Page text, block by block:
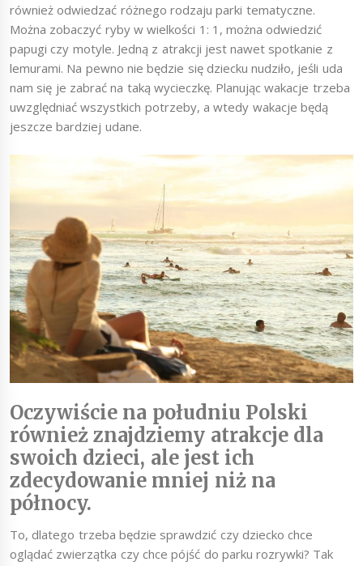
również odwiedzać różnego rodzaju parki tematyczne.
Można zobaczyć ryby w wielkości 1: 1, można odwiedzić
papugi czy motyle. Jedną z atrakcji jest nawet spotkanie z
lemurami. Na pewno nie będzie się dziecku nudziło, jeśli uda
nam się je zabrać na taką wycieczkę. Planując wakacje trzeba
uwzględniać wszystkich potrzeby, a wtedy wakacje będą
jeszcze bardziej udane.
Oczywiście na południu Polski
również znajdziemy atrakcje dla
swoich dzieci, ale jest ich
zdecydowanie mniej niż na
północy.
To, dlatego trzeba będzie sprawdzić czy dziecko chce
oglądać zwierzątka czy chce pójść do parku rozrywki? Tak